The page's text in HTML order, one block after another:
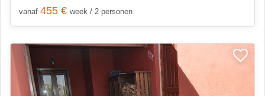
vanaf 455 € week / 2 personen